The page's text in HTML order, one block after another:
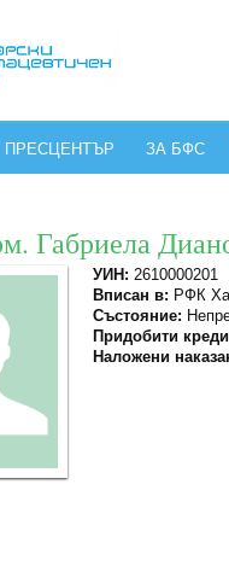
ПРЕСЦЕНТЪР ЗА БФС
Габриела
УИН: 2610000201
Вписан в: РФК
Състояние:
Придобити
Наложени